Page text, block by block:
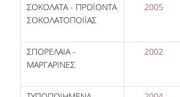
ΣΟΚΟΛΑΤΑ - ΠΡΟΪΟΝΤΑ
ΣΟΚΟΛΑΤΟΠΟΙΪΑΣ
2005
ΣΠΟΡΕΛΑΙΑ -
ΜΑΡΓΑΡΙΝΕΣ
2002